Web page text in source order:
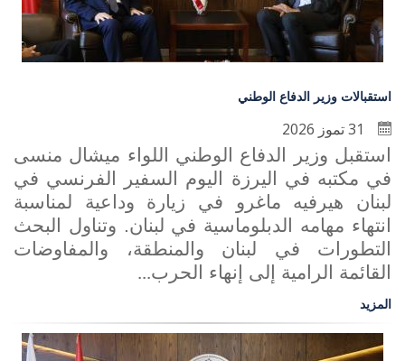
استقبالات وزير الدفاع الوطني
استقبل وزير الدفاع الوطني اللواء ميشال منسى
في مكتبه في اليرزة اليوم السفير الفرنسي في
لبنان هيرفيه ماغرو في زيارة وداعية لمناسبة
انتهاء مهامه الدبلوماسية في لبنان. وتناول البحث
التطورات في لبنان والمنطقة، والمفاوضات
القائمة الرامية إلى إنهاء الحرب...
المزيد